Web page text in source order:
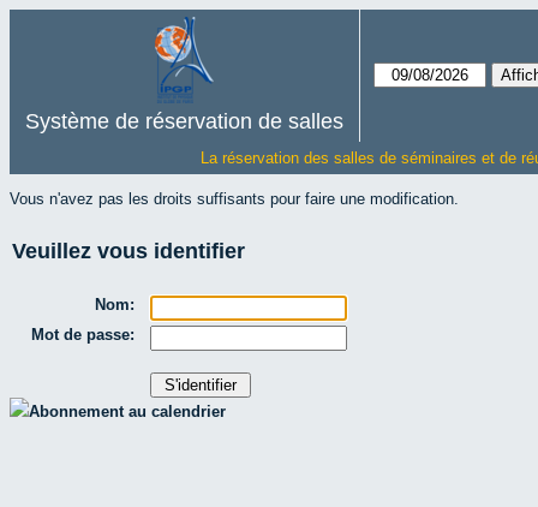
Système de réservation de salles
La réservation des salles de séminaires et de
Vous n'avez pas les droits suffisants pour faire une modification.
Veuillez vous identifier
Nom:
Mot de passe:
Abonnement au calendrier